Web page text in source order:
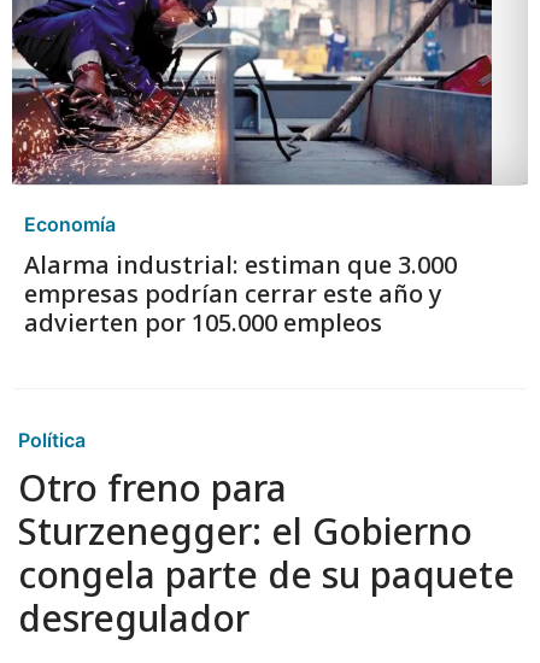
Economía
Alarma industrial: estiman que 3.000
empresas podrían cerrar este año y
advierten por 105.000 empleos
Política
Otro freno para
Sturzenegger: el Gobierno
congela parte de su paquete
desregulador